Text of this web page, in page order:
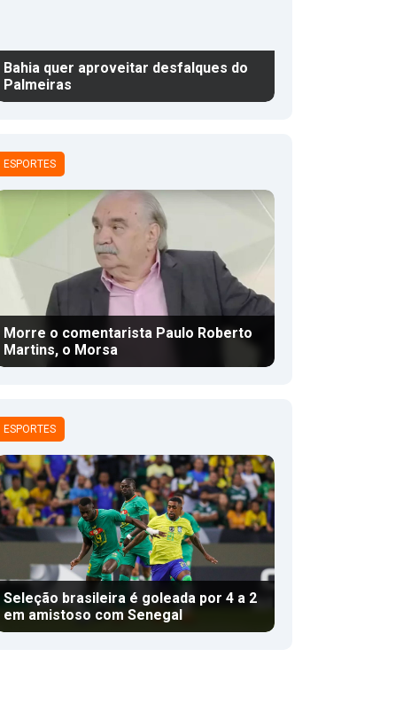
Bahia quer aproveitar desfalques do
Palmeiras
ESPORTES
Morre o comentarista Paulo Roberto
Martins, o Morsa
ESPORTES
Seleção brasileira é goleada por 4 a 2
em amistoso com Senegal